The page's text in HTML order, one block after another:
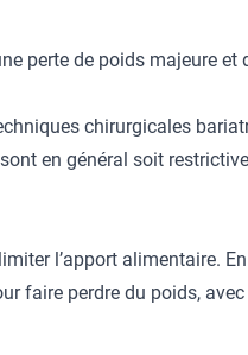
perte de poids majeure et
chirurgicales
en général soit
l’apport alimentaire.
faire perdre du poids,